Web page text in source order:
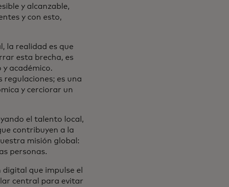
y alcanzable,
y con esto,
la realidad es que
esta brecha, es
académico.
regulaciones; es una
y cerciorar un
el talento local,
contribuyen a la
misión global:
personas.
que impulse el
central para evitar